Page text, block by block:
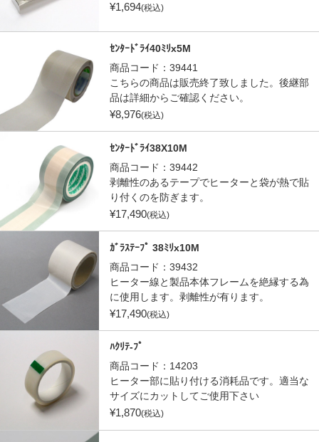
¥1,694(税込)
ｾﾝﾀｰﾄﾞﾗｲ40ﾐﾘx5M
商品コード： 39441
こちらの商品は販売終了致しました。後継部
品は詳細からご確認ください。
¥8,976(税込)
ｾﾝﾀｰﾄﾞﾗｲ38X10M
商品コード： 39442
剥離性のあるテープでヒーターと袋が熱で貼
り付くのを防ぎます。
¥17,490(税込)
ｶﾞﾗｽﾃｰﾌﾟ 38ﾐﾘx10M
商品コード： 39432
ヒーター線と製品本体フレームを絶縁する為
に使用します。剥離性が有ります。
¥17,490(税込)
ﾊｸﾘﾃ-ﾌﾟ
商品コード： 14203
ヒーター部に貼り付ける消耗品です。適当な
サイズにカットしてご使用下さい
¥1,870(税込)